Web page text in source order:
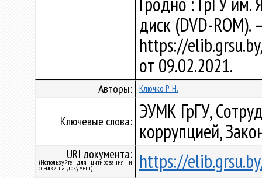
диск (DVD-
https://
от 09.02.2021.
Авторы: Ключко Р. Н.
Ключевые слова: ЭУМК ГрГУ,
коррупцией,
URI документа:
(Используйте для цитирования и
ссылки на документ) https://